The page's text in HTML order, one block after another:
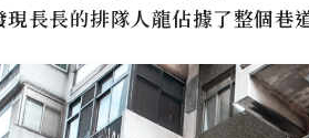
現長長的排隊人龍佔據了整個巷